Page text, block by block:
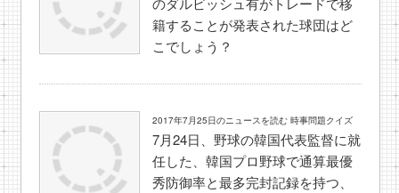
籍することが発表された球団はど
こでしょう？
2017年7月25日のニュースを読む 時事問題クイズ
7月24日、野球の韓国代表監督に就
任した、韓国プロ野球で通算最優
秀防御率と最多完封記録を持つ、